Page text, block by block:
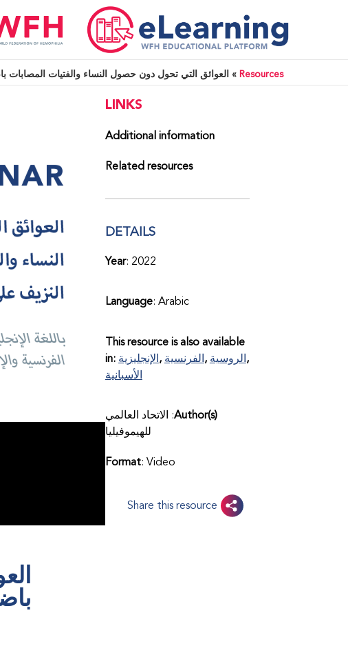
Resources
» العوائق التي تحول دون حصول النساء والفتيات المصابات
LINKS
Additional information
Related resources
DETAILS
Year: 2022
Language: Arabic
This resource is also available
in: الإنجليزية الفرنسية
الروسية
الأسبانية
Author(s): الاتحاد العالمي
للهيموفيليا
Format: Video
Share this resource